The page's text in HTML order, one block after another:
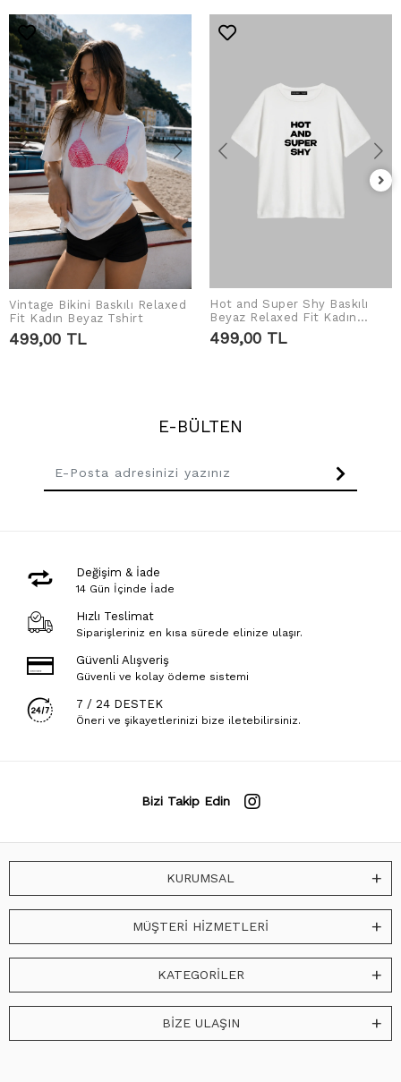
SEPETE EKLE
Vintage Bikini Baskılı Relaxed
Fit Kadın Beyaz Tshirt
499,00 TL
SEPETE EKLE
Hot and Super Shy Baskılı
Beyaz Relaxed Fit Kadın
Tshirt
499,00 TL
E-BÜLTEN
Değişim & İade
14 Gün İçinde İade
Hızlı Teslimat
Siparişleriniz en kısa sürede elinize ulaşır.
Güvenli Alışveriş
Güvenli ve kolay ödeme sistemi
7 / 24 DESTEK
Öneri ve şikayetlerinizi bize iletebilirsiniz.
Bizi Takip Edin
KURUMSAL
MÜŞTERİ HİZMETLERİ
KATEGORİLER
BİZE ULAŞIN